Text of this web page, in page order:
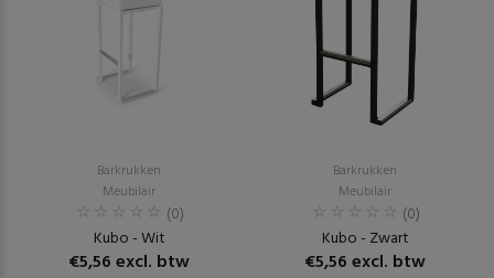
Barkrukken
Meubilair
(0)
Kubo - Wit
€5,56 excl. btw
Barkrukken
Meubilair
(0)
Kubo - Zwart
€5,56 excl. btw